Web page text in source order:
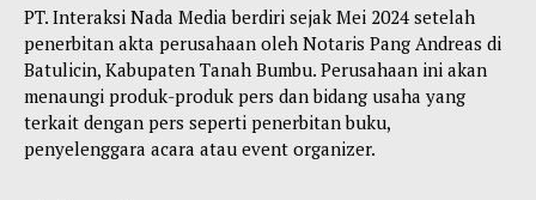
PT. Interaksi Nada Media berdiri sejak Mei 2024 setelah
penerbitan akta perusahaan oleh Notaris Pang Andreas di
Batulicin, Kabupaten Tanah Bumbu. Perusahaan ini akan
menaungi produk-produk pers dan bidang usaha yang
terkait dengan pers seperti penerbitan buku,
penyelenggara acara atau event organizer.